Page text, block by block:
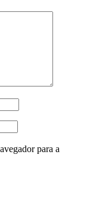
para a